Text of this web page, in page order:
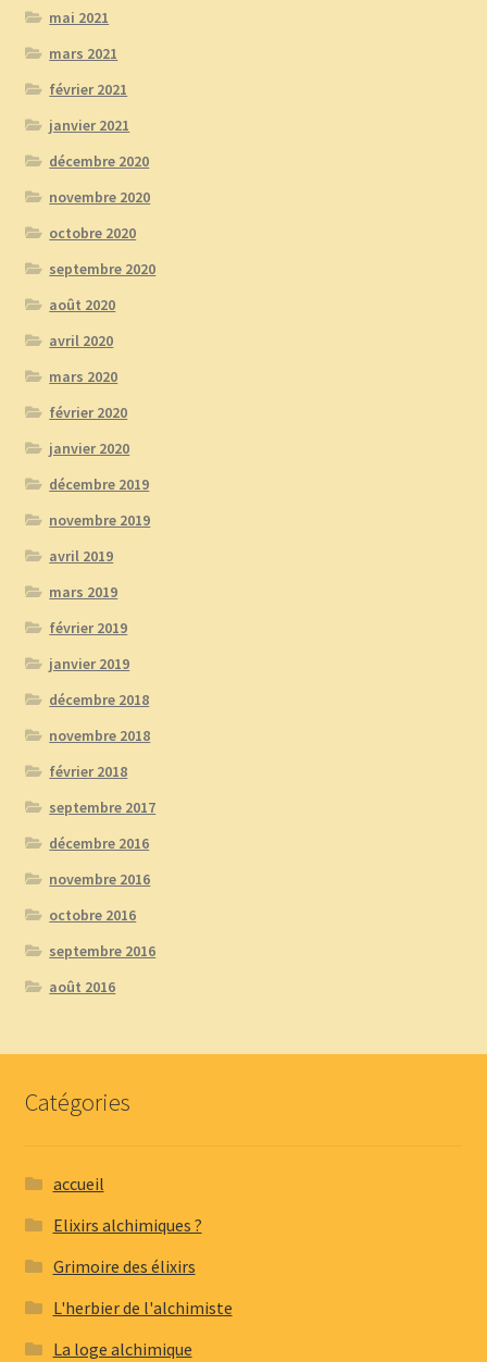
mai 2021
mars 2021
février 2021
janvier 2021
décembre 2020
novembre 2020
octobre 2020
septembre 2020
août 2020
avril 2020
mars 2020
février 2020
janvier 2020
décembre 2019
novembre 2019
avril 2019
mars 2019
février 2019
janvier 2019
décembre 2018
novembre 2018
février 2018
septembre 2017
décembre 2016
novembre 2016
octobre 2016
septembre 2016
août 2016
Catégories
accueil
Elixirs alchimiques ?
Grimoire des élixirs
L'herbier de l'alchimiste
La loge alchimique